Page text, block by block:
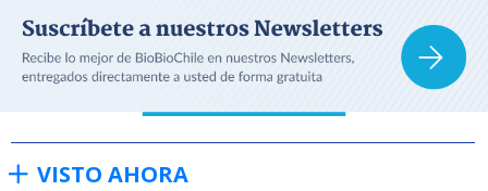
VISTO AHORA